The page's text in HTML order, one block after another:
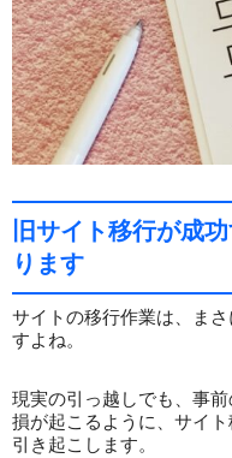
旧サイト移行が成
ります
サイトの移行作業は、ま
すよね。
現実の引っ越しでも、事
損が起こるように、サイ
引き起こします。